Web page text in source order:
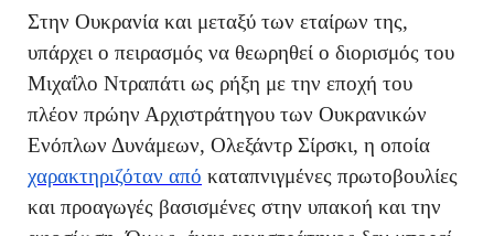
Στην Ουκρανία και μεταξύ των εταίρων της,
υπάρχει ο πειρασμός να θεωρηθεί ο διορισμός του
Μιχαΐλο Ντραπάτι ως ρήξη με την εποχή του
πλέον πρώην Αρχιστράτηγου των Ουκρανικών
Ενόπλων Δυνάμεων, Ολεξάντρ Σίρσκι, η οποία
χαρακτηριζόταν από καταπνιγμένες πρωτοβουλίες
και προαγωγές βασισμένες στην υπακοή και την